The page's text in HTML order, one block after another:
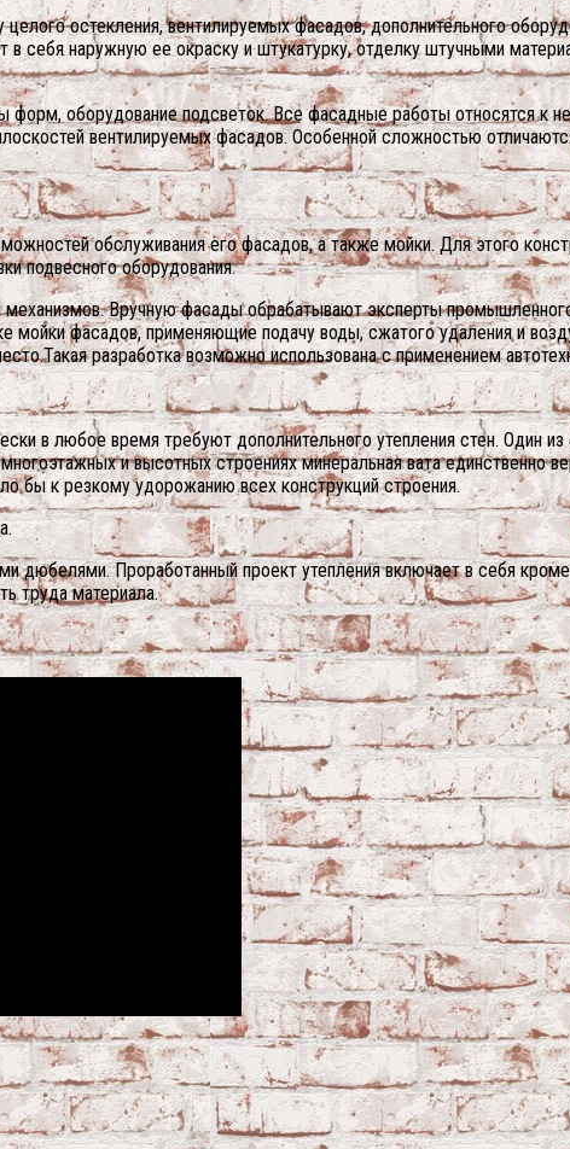
остекления, вентилируемых фасадов, дополнительного
себя наружную ее окраску и штукатурку, отделку штучными
форм, оборудование подсветок. Все фасадные работы относятся к
вентилируемых фасадов. Особенной сложностью
обслуживания его фасадов, а также мойки. Для этого
подвесного оборудования.
Вручную фасады обрабатывают эксперты
фасадов, применяющие подачу воды, сжатого удаления и
разработка возможно использована с применением
в любое время требуют дополнительного утепления стен. Один
и высотных строениях минеральная вата единственно
бы к резкому удорожанию всех конструкций строения.
дюбелями. Проработанный проект утепления включает в себя
труда материала.